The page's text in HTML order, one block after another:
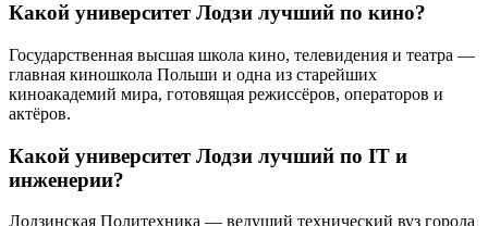
Какой университет Лодзи лучший по кино?
Государственная высшая школа кино, телевидения и театра —
главная киношкола Польши и одна из старейших
киноакадемий мира, готовящая режиссёров, операторов и
актёров.
Какой университет Лодзи лучший по IT и
инженерии?
Лодзинская Политехника — ведущий технический вуз города